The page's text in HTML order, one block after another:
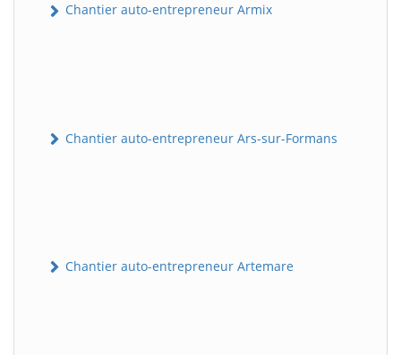
Chantier auto-entrepreneur Armix
Chantier auto-entrepreneur Ars-sur-Formans
Chantier auto-entrepreneur Artemare